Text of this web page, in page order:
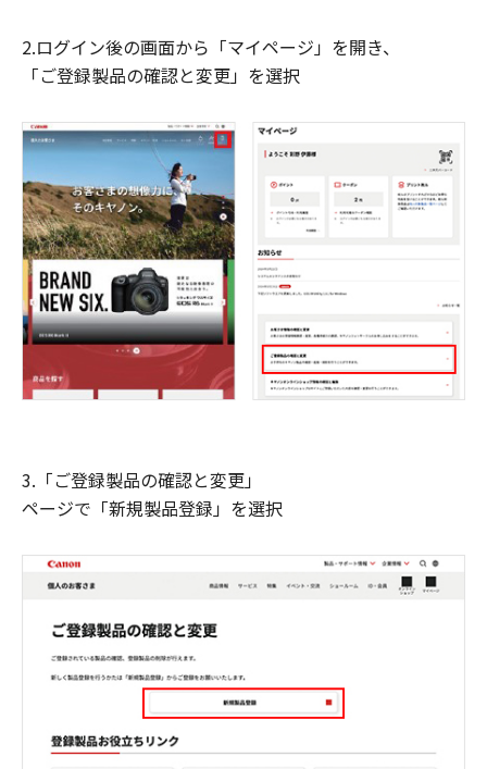
2.ログイン後の画面から「マイページ」を開き、
「ご登録製品の確認と変更」を選択
3.「ご登録製品の確認と変更」
ページで「新規製品登録」を選択